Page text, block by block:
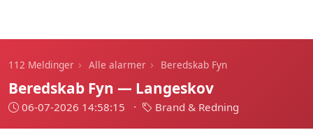
112 Meldinger › Alle alarmer › Beredskab Fyn
Beredskab Fyn — Langeskov
06-07-2026 14:58:15 · Brand & Redning